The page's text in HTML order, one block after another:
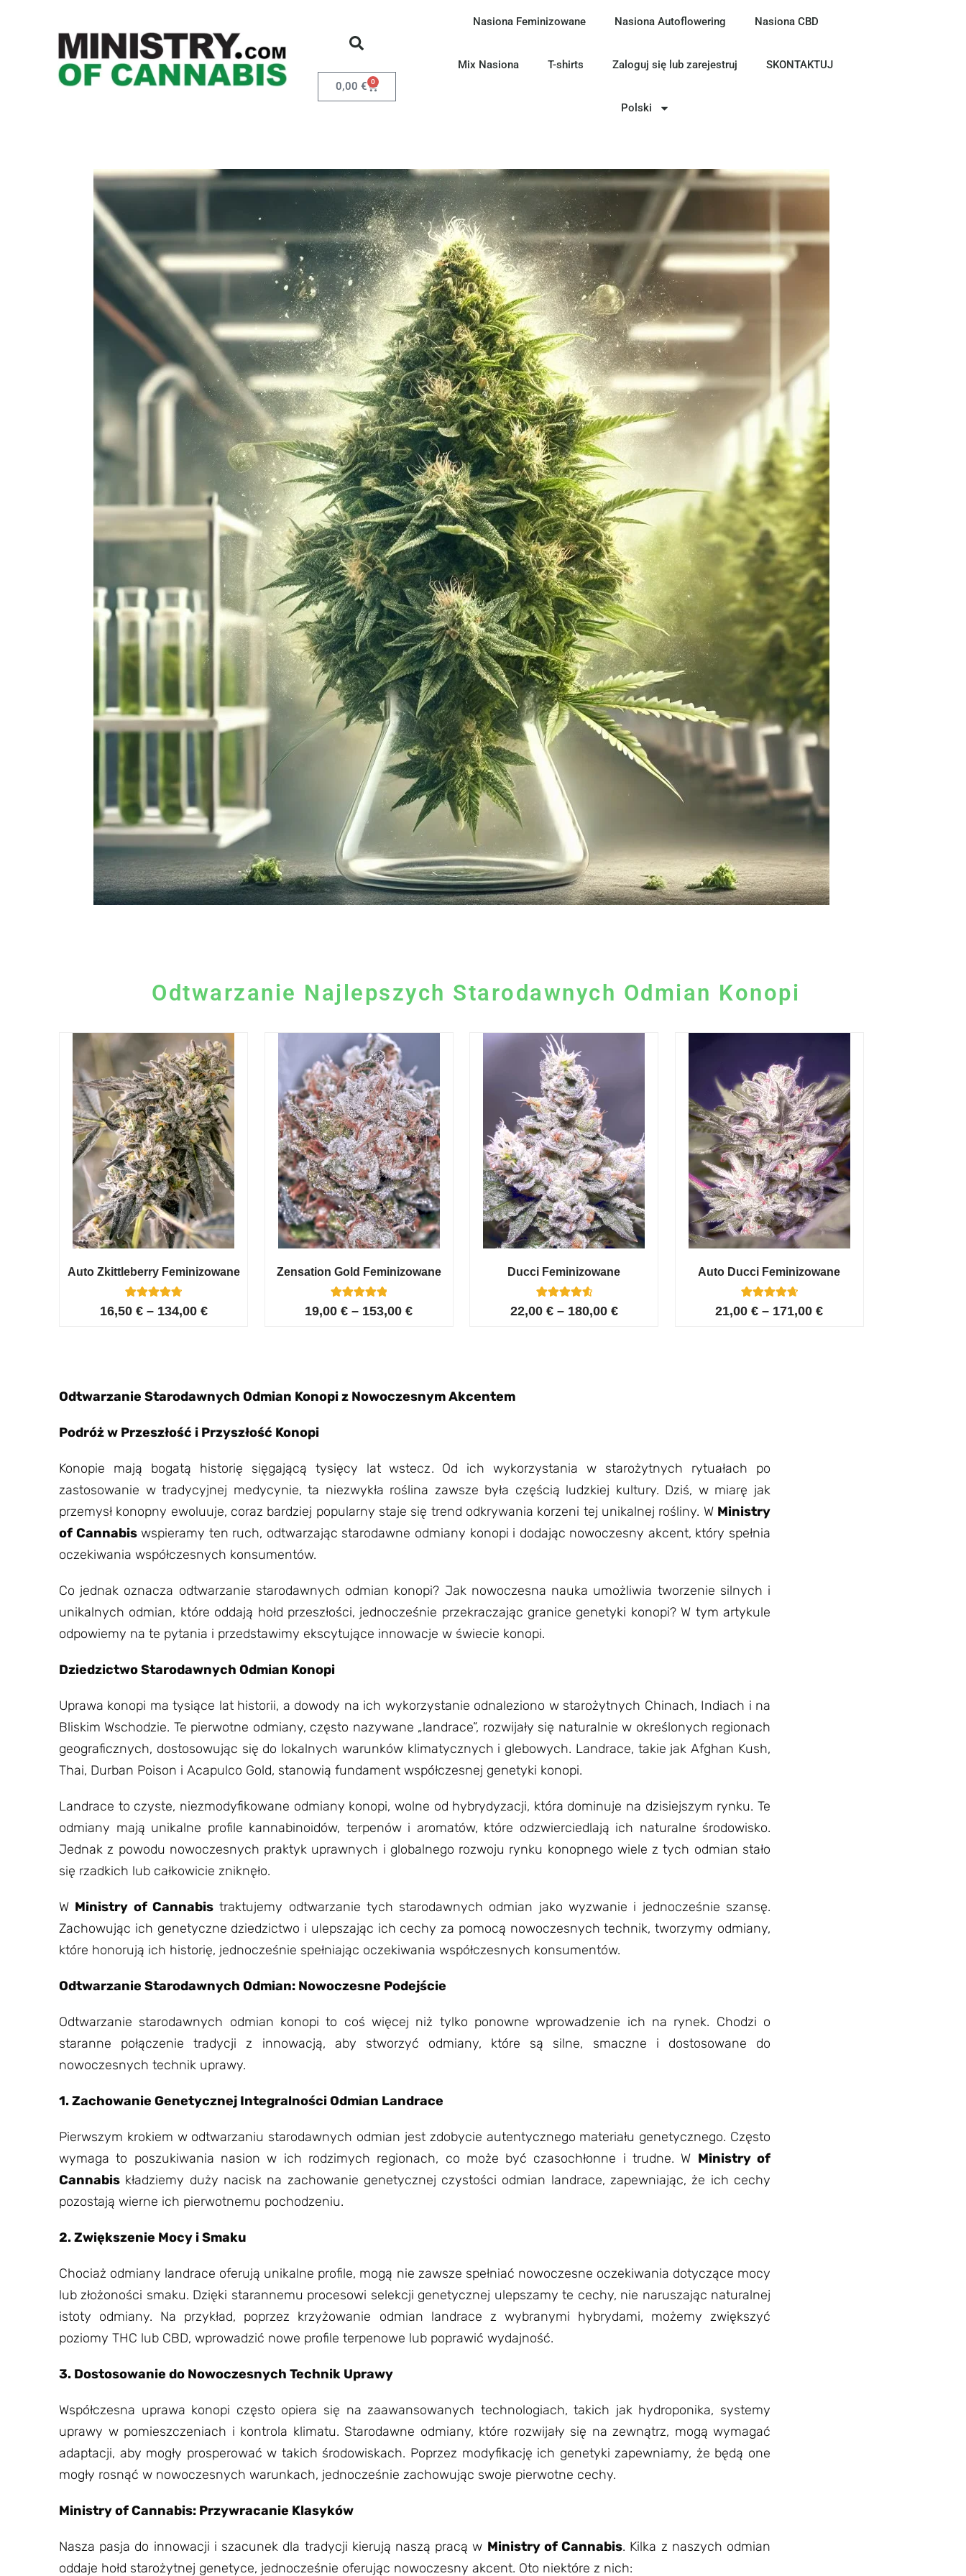
0,00 € 0
Nasiona Feminizowane Nasiona Autoflowering Nasiona CBD
Mix Nasiona T-shirts Zaloguj się lub zarejestruj SKONTAKTUJ
Polski
Odtwarzanie Najlepszych Starodawnych Odmian Konopi
Auto Zkittleberry Feminizowane
Oceniony
4.80
5
16,50 € – 134,00 €
Zensation Gold Feminizowane
Oceniony
5.00
6
19,00€ – 153,00€
Ducci Feminizowane
Oceniony
4.67
6
22,00 € – 180,00 €
Auto Ducci Feminizowane
Oceniony
4.75
4
21,00€ – 171,00€
Odtwarzanie Starodawnych Odmian Konopi z Nowoczesnym Akcentem
Podróż w Przeszłość i Przyszłość Konopi
Konopie mają bogatą historię sięgającą tysięcy lat wstecz. Od ich wykorzystania w starożytnych rytuałach po
zastosowanie w tradycyjnej medycynie, ta niezwykła roślina zawsze była częścią ludzkiej kultury. Dziś, w miarę jak
przemysł konopny ewoluuje, coraz bardziej popularny staje się trend odkrywania korzeni tej unikalnej rośliny. W Ministry
of Cannabiswspieramy ten ruch, odtwarzając starodawne odmiany konopi i dodając nowoczesny akcent, który spełnia
oczekiwania współczesnych konsumentów.
Co jednak oznacza odtwarzanie starodawnych odmian konopi? Jak nowoczesna nauka umożliwia tworzenie silnych i
unikalnych odmian, które oddają hołd przeszłości, jednocześnie przekraczając granice genetyki konopi? W tym artykule
odpowiemy na te pytania i przedstawimy ekscytujące innowacje w świecie konopi.
Dziedzictwo Starodawnych Odmian Konopi
Uprawa konopi ma tysiące lat historii, a dowody na ich wykorzystanie odnaleziono w starożytnych Chinach, Indiach i na
Bliskim Wschodzie. Te pierwotne odmiany, często nazywane „landrace”, rozwijały się naturalnie w określonych regionach
geograficznych, dostosowując się do lokalnych warunków klimatycznych i glebowych. Landrace, takie jak Afghan Kush,
Thai, Durban Poison i Acapulco Gold, stanowią fundament współczesnej genetyki konopi.
Landrace to czyste, niezmodyfikowane odmiany konopi, wolne od hybrydyzacji, która dominuje na dzisiejszym rynku. Te
odmiany mają unikalne profile kannabinoidów, terpenów i aromatów, które odzwierciedlają ich naturalne środowisko.
Jednak z powodu nowoczesnych praktyk uprawnych i globalnego rozwoju rynku konopnego wiele z tych odmian stało
się rzadkich lub całkowicie zniknęło.
W Ministry of Cannabistraktujemy odtwarzanie tych starodawnych odmian jako wyzwanie i jednocześnie szansę.
Zachowując ich genetyczne dziedzictwo i ulepszając ich cechy za pomocą nowoczesnych technik, tworzymy odmiany,
które honorują ich historię, jednocześnie spełniając oczekiwania współczesnych konsumentów.
Odtwarzanie Starodawnych Odmian: Nowoczesne Podejście
Odtwarzanie starodawnych odmian konopi to coś więcej niż tylko ponowne wprowadzenie ich na rynek. Chodzi o
staranne połączenie tradycji z innowacją, aby stworzyć odmiany, które są silne, smaczne i dostosowane do
nowoczesnych technik uprawy.
1. Zachowanie Genetycznej Integralności Odmian Landrace
Pierwszym krokiem w odtwarzaniu starodawnych odmian jest zdobycie autentycznego materiału genetycznego. Często
wymaga to poszukiwania nasion w ich rodzimych regionach, co może być czasochłonne i trudne. W Ministry of
Cannabis kładziemy duży nacisk na zachowanie genetycznej czystości odmian landrace, zapewniając, że ich cechy
pozostają wierne ich pierwotnemu pochodzeniu.
2. Zwiększenie Mocy i Smaku
Chociaż odmiany landrace oferują unikalne profile, mogą nie zawsze spełniać nowoczesne oczekiwania dotyczące mocy
lub złożoności smaku. Dzięki starannemu procesowi selekcji genetycznej ulepszamy te cechy, nie naruszając naturalnej
istoty odmiany. Na przykład, poprzez krzyżowanie odmian landrace z wybranymi hybrydami, możemy zwiększyć
poziomy THC lub CBD, wprowadzić nowe profile terpenowe lub poprawić wydajność.
3. Dostosowanie do Nowoczesnych Technik Uprawy
Współczesna uprawa konopi często opiera się na zaawansowanych technologiach, takich jak hydroponika, systemy
uprawy w pomieszczeniach i kontrola klimatu. Starodawne odmiany, które rozwijały się na zewnątrz, mogą wymagać
adaptacji, aby mogły prosperować w takich środowiskach. Poprzez modyfikację ich genetyki zapewniamy, że będą one
mogły rosnąć w nowoczesnych warunkach, jednocześnie zachowując swoje pierwotne cechy.
Ministry of Cannabis: Przywracanie Klasyków
Nasza pasja do innowacji i szacunek dla tradycji kierują naszą pracą w Ministry of Cannabis. Kilka z naszych odmian
oddaje hołd starożytnej genetyce, jednocześnie oferując nowoczesny akcent. Oto niektóre z nich: